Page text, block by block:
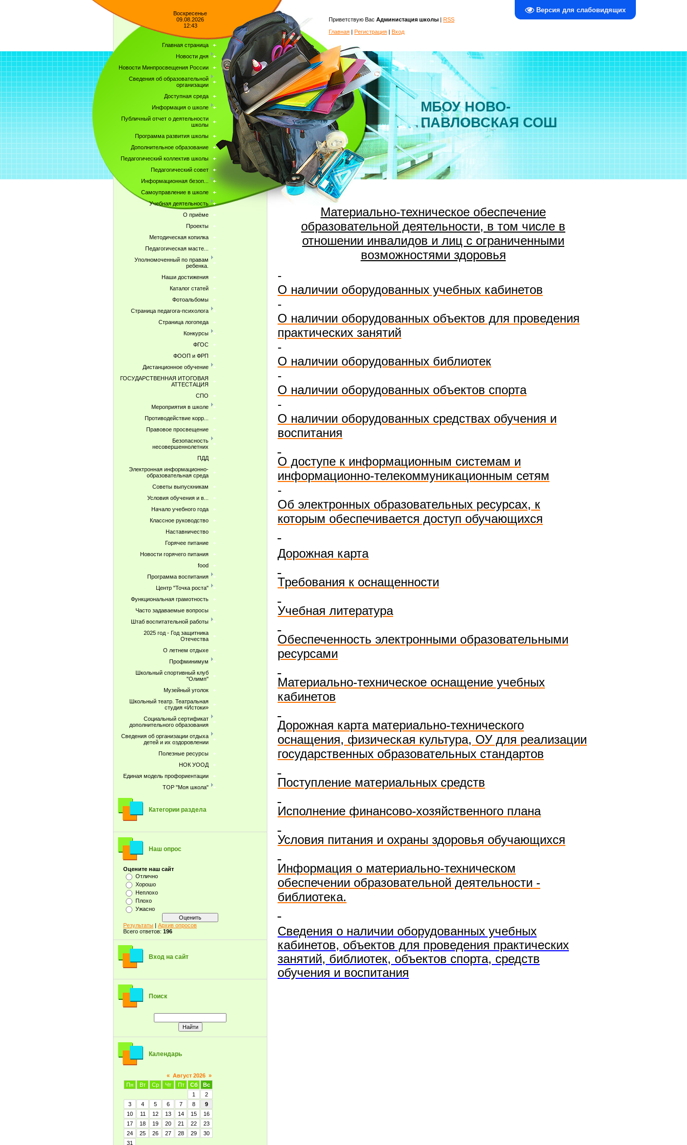
Версия для слабовидящих
Воскресенье
09.08.2026
12:43
Главная страница
Новости дня
Новости Минпросвещения России
Сведения об образовательной
организации
Доступная среда
Информация о школе
Публичный отчет о деятельности
школы
Программа развития школы
Дополнительное образование
Педагогический коллектив школы
Педагогический совет
Информационная безоп...
Самоуправление в школе
Учебная деятельность
О приёме
Проекты
Методическая копилка
Педагогическая масте...
Уполномоченный по правам
ребенка.
Наши достижения
Каталог статей
Фотоальбомы
Страница педагога-психолога
Страница логопеда
Конкурсы
ФГОС
ФООП и ФРП
Дистанционное обучение
ГОСУДАРСТВЕННАЯ ИТОГОВАЯ
АТТЕСТАЦИЯ
СПО
Мероприятия в школе
Противодействие корр...
Правовое просвещение
Безопасность
несовершеннолетних
ПДД
Электронная информационно-
образовательная среда
Советы выпускникам
Условия обучения и в...
Начало учебного года
Классное руководство
Наставничество
Горячее питание
Новости горячего питания
food
Программа воспитания
Центр "Точка роста"
Функциональная грамотность
Часто задаваемые вопросы
Штаб воспитательной работы
2025 год - Год защитника
Отечества
О летнем отдыхе
Профминимум
Школьный спортивный клуб
"Олимп"
Музейный уголок
Школьный театр. Театральная
студия «Истоки»
Социальный сертификат
дополнительного образования
Сведения об организации отдыха
детей и их оздоровлении
Полезные ресурсы
НОК УООД
Единая модель профориентации
ТОР "Моя школа"
Категории раздела
Наш опрос
Оцените наш сайт
Отлично
Хорошо
Неплохо
Плохо
Ужасно
Результаты | Архив опросов
Всего ответов: 196
Вход на сайт
Поиск
Календарь
« Август 2026 »
Пн
Вт Ср Чт Пт Сб
Вс
1
2
3
4 5 6 7 8
9
10
11 12 13 14 15
16
17
18 19 20 21 22
23
24
25 26 27 28 29
30
31
Приветствую Вас Администация школы | RSS
Главная | Регистрация | Вход
МБОУ НОВО-
ПАВЛОВСКАЯ СОШ
Материально-техническое обеспечение
образовательной деятельности, в том числе в
отношении инвалидов и лиц с ограниченными
возможностями здоровья
-
О наличии оборудованных учебных кабинетов
-
О наличии оборудованных объектов для проведения
практических занятий
-
О наличии оборудованных библиотек
-
О наличии оборудованных объектов спорта
-
О наличии оборудованных средствах обучения и
воспитания
О доступе к информационным системам и
информационно-телекоммуникационным сетям
-
Об электронных образовательных ресурсах, к
которым обеспечивается доступ обучающихся
Дорожная карта
Требования к оснащенности
Учебная литература
Обеспеченность электронными образовательными
ресурсами
Материально-техническое оснащение учебных
кабинетов
Дорожная карта материально-технического
оснащения, физическая культура, ОУ для реализации
государственных образовательных стандартов
Поступление материальных средств
Исполнение финансово-хозяйственного плана
Условия питания и охраны здоровья обучающихся
Информация о материально-техническом
обеспечении образовательной деятельности -
библиотека.
Сведения о наличии оборудованных учебных
кабинетов, объектов для проведения практических
занятий, библиотек, объектов спорта, средств
обучения и воспитания